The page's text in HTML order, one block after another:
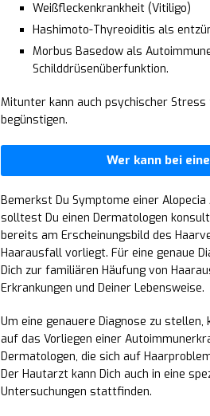
Weißfleckenkrankheit (Vitiligo)
Hashimoto-Thyreoiditis als
Morbus Basedow als
Schilddrüsenüberfunktion.
Mitunter kann auch psychischer
begünstigen.
Wer kann bei
Bemerkst Du Symptome einer
solltest Du einen Dermatologen
bereits am Erscheinungsbild des
Haarausfall vorliegt. Für eine genaue
Dich zur familiären Häufung von
Erkrankungen und Deiner Lebensweise.
Um eine genauere Diagnose zu
auf das Vorliegen einer
Dermatologen, die sich auf
Der Hautarzt kann Dich auch in eine
Untersuchungen stattfinden.